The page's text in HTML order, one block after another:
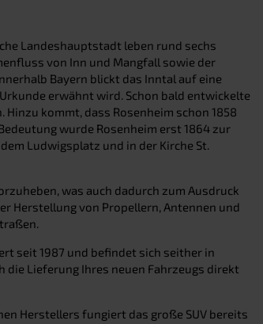
Landeshauptstadt leben rund sechs
von Inn und Mangfall sowie der
Bayern blickt das Inntal auf eine
erwähnt wird. Schon bald entwickelte
kommt, dass Rosenheim schon 1858
wurde Rosenheim erst 1864 zur
Ludwigsplatz und in der Kirche St.
was auch dadurch zum Ausdruck
Herstellung von Propellern, Antennen und
seit 1987 und befindet sich seither in
Lieferung Ihres neuen Fahrzeugs direkt
Herstellers fungiert das große SUV bereits